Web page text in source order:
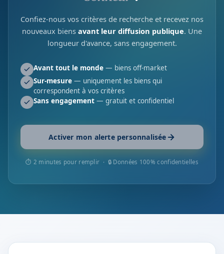
Confiez-nous vos critères de recherche et recevez nos
nouveaux biens avant leur diffusion publique. Une
longueur d'avance, sans engagement.
Avant tout le monde — biens off-market
Sur-mesure — uniquement les biens qui
correspondent à vos critères
Sans engagement — gratuit et confidentiel
Activer mon alerte personnalisée
⏱ 2 minutes pour remplir · 🔒 Données 100% confidentielles